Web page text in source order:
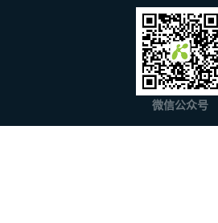
微信公众号